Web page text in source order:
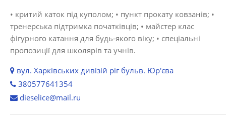
• критий каток під куполом; • пункт прокату ковзанів; •
тренерська підтримка початківців; • майстер клас
фігурного катання для будь-якого віку; • спеціальні
пропозиції для школярів та учнів.
вул. Харківських дивізій ріг бульв. Юр'єва
380577641354
dieselice@mail.ru